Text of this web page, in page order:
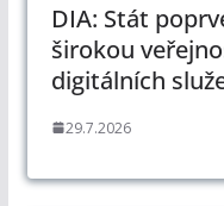
DIA: Stát
širokou
digitálních
29.7.2026